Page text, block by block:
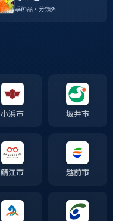
季節品・分類外
小浜市 坂井市
鯖江市 越前市